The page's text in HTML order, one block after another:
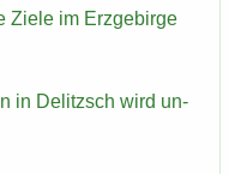
Ziele im Erz­ge­bir­ge
in De­litzsch wird un­